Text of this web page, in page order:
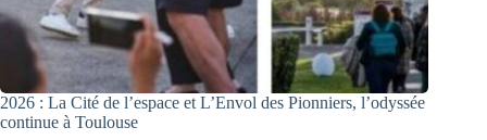
2026 : La Cité de l’espace et L’Envol des Pionniers, l’odyssée
continue à Toulouse